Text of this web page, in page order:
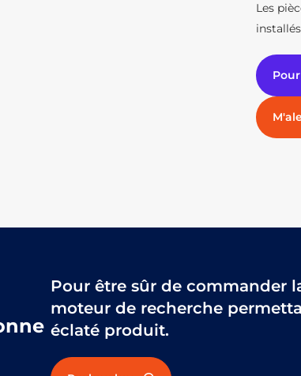
Les
Pour être sûr de commander
moteur de recherche
éclaté produit.